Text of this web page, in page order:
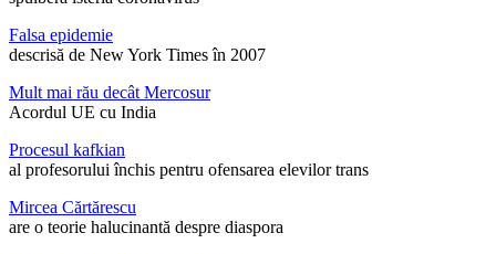
Falsa epidemie
descrisă de New York Times în 2007
Mult mai rău decât Mercosur
Acordul UE cu India
Procesul kafkian
al profesorului închis pentru ofensarea elevilor trans
Mircea Cărtărescu
are o teorie halucinantă despre diaspora